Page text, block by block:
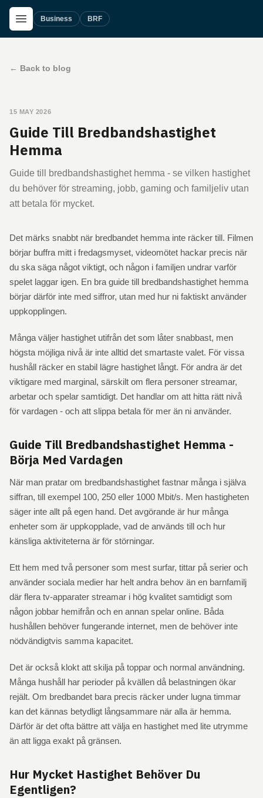
Skip to main content
Open Menu
Business BRF
← Back to blog
15 MAY 2026
Guide Till Bredbandshastighet
Hemma
Guide till bredbandshastighet hemma - se vilken hastighet
du behöver för streaming, jobb, gaming och familjeliv utan
att betala för mycket.
Det märks snabbt när bredbandet hemma inte räcker till. Filmen
börjar buffra mitt i fredagsmyset, videomötet hackar precis när
du ska säga något viktigt, och någon i familjen undrar varför
spelet laggar igen. En bra guide till bredbandshastighet hemma
börjar därför inte med siffror, utan med hur ni faktiskt använder
uppkopplingen.
Många väljer hastighet utifrån det som låter snabbast, men
högsta möjliga nivå är inte alltid det smartaste valet. För vissa
hushåll räcker en stabil lägre hastighet långt. För andra är det
viktigare med marginal, särskilt om flera personer streamar,
arbetar och spelar samtidigt. Det handlar om att hitta rätt nivå
för vardagen - och att slippa betala för mer än ni använder.
Guide Till Bredbandshastighet Hemma -
Börja Med Vardagen
När man pratar om bredbandshastighet fastnar många i själva
siffran, till exempel 100, 250 eller 1000 Mbit/s. Men hastigheten
säger inte allt på egen hand. Det avgörande är hur många
enheter som är uppkopplade, vad de används till och hur
känsliga aktiviteterna är för störningar.
Ett hem med två personer som mest surfar, tittar på serier och
använder sociala medier har helt andra behov än en barnfamilj
där flera tv-apparater streamar i hög kvalitet samtidigt som
någon jobbar hemifrån och en annan spelar online. Båda
hushållen behöver fungerande internet, men de behöver inte
nödvändigtvis samma kapacitet.
Det är också klokt att skilja på toppar och normal användning.
Många hushåll har perioder på kvällen då belastningen ökar
rejält. Om bredbandet bara precis räcker under lugna timmar
kan det kännas betydligt långsammare när alla är hemma.
Därför är det ofta bättre att välja en hastighet med lite utrymme
än att ligga exakt på gränsen.
Hur Mycket Hastighet Behöver Du
Egentligen?